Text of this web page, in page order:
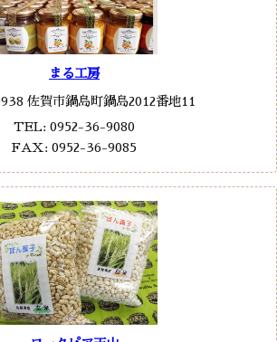
まる工房
佐賀市鍋島町鍋島2012番地11
TEL: 0952-36-9080
FAX: 0952-36-9085